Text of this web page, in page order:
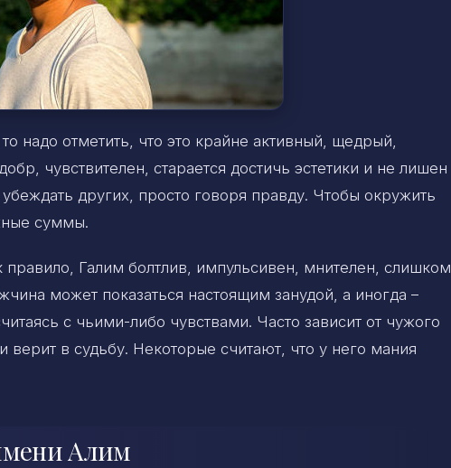
надо отметить, что это крайне активный, щедрый,
чувствителен, старается достичь эстетики и не лишен
других, просто говоря правду. Чтобы окружить
суммы.
Галим болтлив, импульсивен, мнителен, слишком
может показаться настоящим занудой, а иногда –
с чьими-либо чувствами. Часто зависит от чужого
в судьбу. Некоторые считают, что у него мания
Алим